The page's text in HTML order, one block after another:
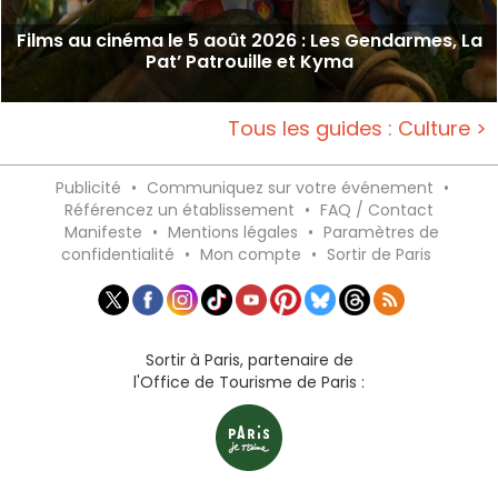
Films au cinéma le 5 août 2026 : Les Gendarmes, La
Pat’ Patrouille et Kyma
Tous les guides : Culture >
Publicité • Communiquez sur votre événement •
Référencez un établissement • FAQ / Contact
Manifeste • Mentions légales • Paramètres de
confidentialité • Mon compte • Sortir de Paris
Sortir à Paris, partenaire de
l'Office de Tourisme de Paris :